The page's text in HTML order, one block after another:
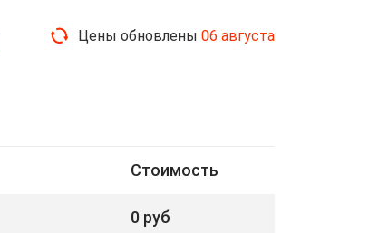
Цены обновлены 06 августа
Стоимость
0 руб